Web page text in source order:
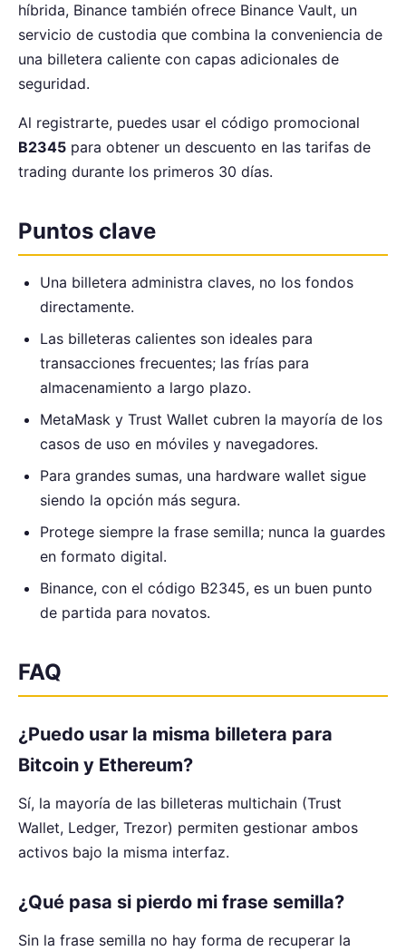
híbrida, Binance también ofrece Binance Vault, un
servicio de custodia que combina la conveniencia de
una billetera caliente con capas adicionales de
seguridad.
Al registrarte, puedes usar el código promocional
B2345 para obtener un descuento en las tarifas de
trading durante los primeros 30 días.
Puntos clave
Una billetera administra claves, no los fondos
directamente.
Las billeteras calientes son ideales para
transacciones frecuentes; las frías para
almacenamiento a largo plazo.
MetaMask y Trust Wallet cubren la mayoría de los
casos de uso en móviles y navegadores.
Para grandes sumas, una hardware wallet sigue
siendo la opción más segura.
Protege siempre la frase semilla; nunca la guardes
en formato digital.
Binance, con el código B2345, es un buen punto
de partida para novatos.
FAQ
¿Puedo usar la misma billetera para
Bitcoin y Ethereum?
Sí, la mayoría de las billeteras multichain (Trust
Wallet, Ledger, Trezor) permiten gestionar ambos
activos bajo la misma interfaz.
¿Qué pasa si pierdo mi frase semilla?
Sin la frase semilla no hay forma de recuperar la